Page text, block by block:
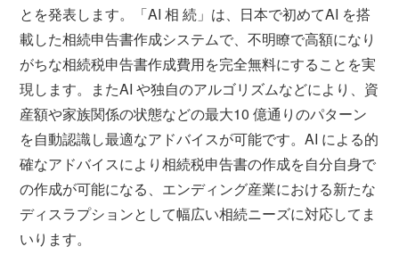
とを発表します。「AI 相 続」は、日本で初めてAI を搭
載した相続申告書作成システムで、不明瞭で高額になり
がちな相続税申告書作成費用を完全無料にすることを実
現します。またAI や独自のアルゴリズムなどにより、資
産額や家族関係の状態などの最大10 億通りのパターン
を自動認識し最適なアドバイスが可能です。AI による的
確なアドバイスにより相続税申告書の作成を自分自身で
の作成が可能になる、エンディング産業における新たな
ディスラプションとして幅広い相続ニーズに対応してま
いります。